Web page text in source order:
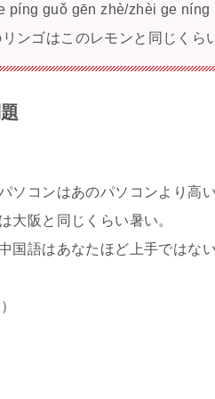
píng guǒ gēn zhè/zhèi ge níng
ンゴはこのレモンと同じくら
ソコンはあのパソコンより高い
大阪と同じくらい暑い。
国語はあなたほど上手ではない